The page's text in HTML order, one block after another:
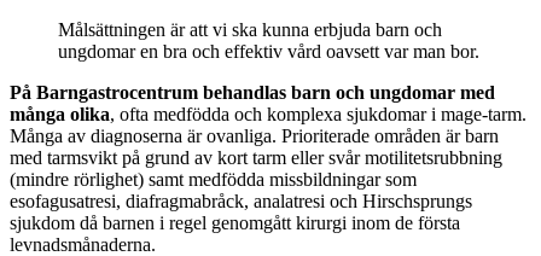
Målsättningen är att vi ska kunna erbjuda barn och
ungdomar en bra och effektiv vård oavsett var man bor.
På Barngastrocentrum behandlas barn och ungdomar med
många olika, ofta medfödda och komplexa sjukdomar i mage-tarm.
Många av diagnoserna är ovanliga. Prioriterade områden är barn
med tarmsvikt på grund av kort tarm eller svår motilitetsrubbning
(mindre rörlighet) samt medfödda missbildningar som
esofagusatresi, diafragmabråck, analatresi och Hirschsprungs
sjukdom då barnen i regel genomgått kirurgi inom de första
levnadsmånaderna.